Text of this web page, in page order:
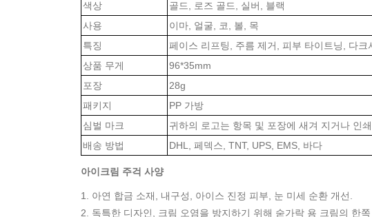
색상
골드, 로즈 골드, 실버, 블랙
사용
이마, 얼굴, 코, 볼, 목
특징
페이스 리프팅, 주름 제거, 피부 타이트닝, 다크
상품 무게
96*35mm
포장
28g
패키지
PP 가방
심벌 마크
귀하의 로고는 항목 및 포장에 새겨 지거나 인
배송 방법
DHL, 페덱스, TNT, UPS, EMS, 바다
아이크림 주걱 사양
1. 아연 합금 소재, 내구성, 아이스 진정 피부, 눈 미세 순환 개선.
2. 독특한 디자인, 크림 오염을 방지하기 위해 숟가락 용 크림의 한